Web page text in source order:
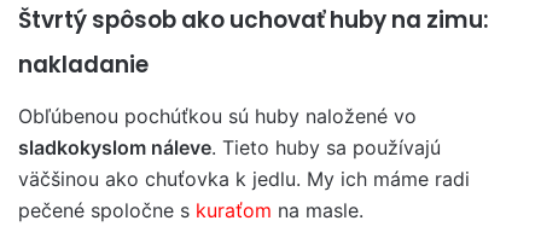
Štvrtý spôsob ako uchovať huby na zimu:
nakladanie
Obľúbenou pochúťkou sú huby naložené vo
sladkokyslom náleve. Tieto huby sa používajú
väčšinou ako chuťovka k jedlu. My ich máme radi
pečené spoločne s kuraťom na masle.